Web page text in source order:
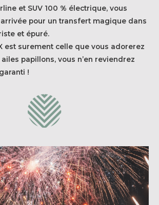
et SUV 100 % électrique, vous
pour un transfert magique dans
et épuré.
est surement celle que vous adorerez
ailes papillons, vous n’en reviendrez
!